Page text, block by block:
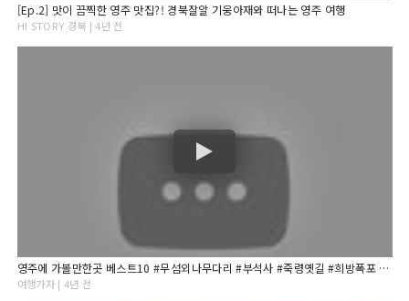
[Ep.2] 맛이 끔찍한 영주 맛집?! 경북잘알 기웅아재와 떠나는 영주 여행
HI STORY 경북 | 4년 전
영주에 가볼만한곳 베스트10 #무섬외나무다리 #부석사 #죽령옛길 #희방폭포 #소수서원
여행가자 | 4년 전